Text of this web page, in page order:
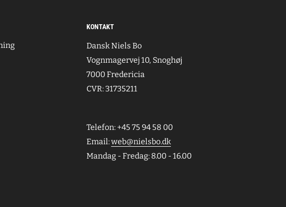
KONTAKT
Dansk Niels Bo
Vognmagervej 10, Snoghøj
7000 Fredericia
CVR: 31735211
Telefon: +45 75 94 58 00
Email:web@nielsbo.dk
Mandag - Fredag: 8.00 - 16.00